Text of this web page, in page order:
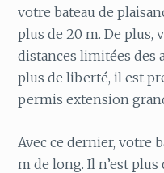
votre bateau de
plus de 20 m. De plus,
distances limitées des
plus de liberté, il est
permis extension
Avec ce dernier, votre
m de long. Il n’est